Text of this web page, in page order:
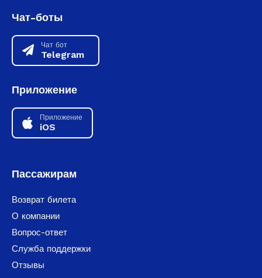
Чат-боты
Чат бот
Telegram
Приложение
Приложение
iOS
Пассажирам
Возврат билета
О компании
Вопрос-ответ
Служба поддержки
Отзывы